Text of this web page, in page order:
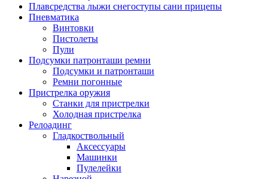
Плавсредства лыжи снегоступы сани прицепы
Пневматика
Винтовки
Пистолеты
Пули
Подсумки патронташи ремни
Подсумки и патронташи
Ремни погонные
Пристрелка оружия
Станки для пристрелки
Холодная пристрелка
Релоадинг
Гладкоствольный
Аксессуары
Машинки
Пулелейки